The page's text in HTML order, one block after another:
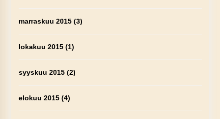
marraskuu 2015(3)
lokakuu 2015(1)
syyskuu 2015(2)
elokuu 2015(4)